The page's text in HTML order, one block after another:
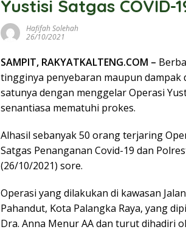
Yustisi Satgas COVID-
Hafifah Solehah
26/10/2021
SAMPIT, RAKYATKALTENG.COM –
tingginya penyebaran maupun dampak
satunya dengan menggelar Operasi
senantiasa mematuhi prokes.
Alhasil sebanyak 50 orang terjaring
Satgas Penanganan Covid-19 dan
(26/10/2021) sore.
Operasi yang dilakukan di kawasan
Pahandut, Kota Palangka Raya, yang
Dra. Anna Menur AA dan turut dihadiri